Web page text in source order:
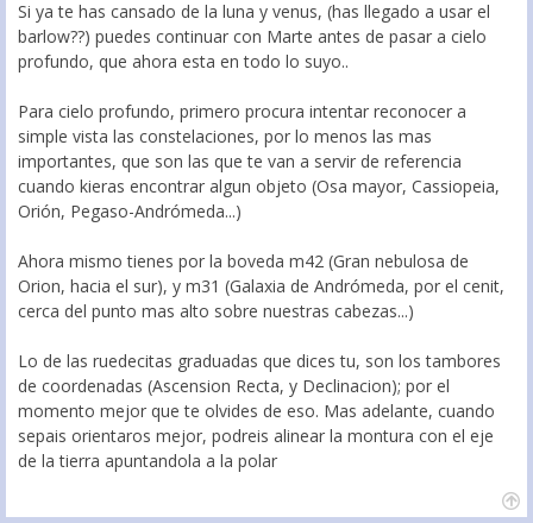
Si ya te has cansado de la luna y venus, (has llegado a usar el
barlow??) puedes continuar con Marte antes de pasar a cielo
profundo, que ahora esta en todo lo suyo..
Para cielo profundo, primero procura intentar reconocer a
simple vista las constelaciones, por lo menos las mas
importantes, que son las que te van a servir de referencia
cuando kieras encontrar algun objeto (Osa mayor, Cassiopeia,
Orión, Pegaso-Andrómeda...)
Ahora mismo tienes por la boveda m42 (Gran nebulosa de
Orion, hacia el sur), y m31 (Galaxia de Andrómeda, por el cenit,
cerca del punto mas alto sobre nuestras cabezas...)
Lo de las ruedecitas graduadas que dices tu, son los tambores
de coordenadas (Ascension Recta, y Declinacion); por el
momento mejor que te olvides de eso. Mas adelante, cuando
sepais orientaros mejor, podreis alinear la montura con el eje
de la tierra apuntandola a la polar